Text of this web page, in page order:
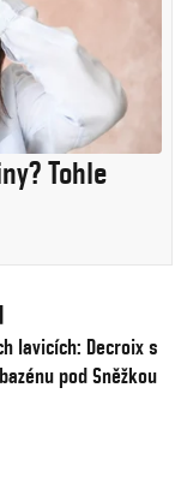
Tohle
lavicích: Decroix s
pod Sněžkou